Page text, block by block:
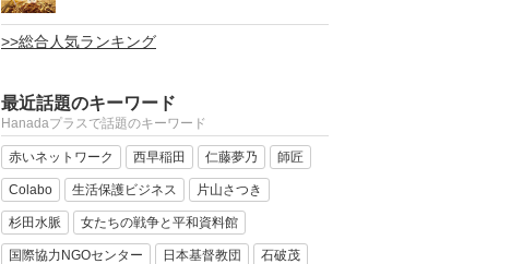
>>総合人気ランキング
最近話題のキーワード
Hanadaプラスで話題のキーワード
赤いネットワーク 西早稲田 仁藤夢乃 師匠
Colabo 生活保護ビジネス 片山さつき
杉田水脈 女たちの戦争と平和資料館
国際協力NGOセンター 日本基督教団 石破茂